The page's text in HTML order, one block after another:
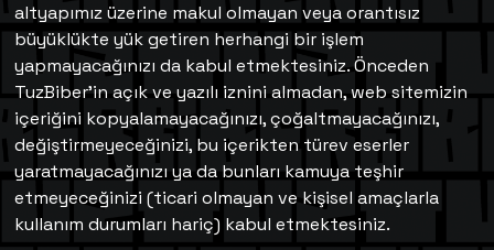
altyapımız üzerine makul olmayan veya orantısız
büyüklükte yük getiren herhangi bir işlem
yapmayacağınızı da kabul etmektesiniz. Önceden
TuzBiber’in açık ve yazılı iznini almadan, web sitemizin
içeriğini kopyalamayacağınızı, çoğaltmayacağınızı,
değiştirmeyeceğinizi, bu içerikten türev eserler
yaratmayacağınızı ya da bunları kamuya teşhir
etmeyeceğinizi (ticari olmayan ve kişisel amaçlarla
kullanım durumları hariç) kabul etmektesiniz.